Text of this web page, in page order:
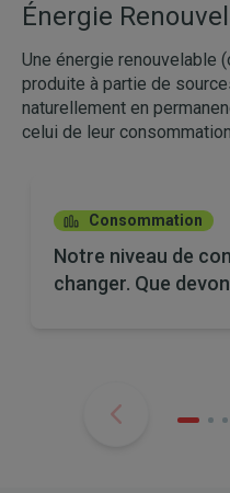
Énergie
Une énergie renouvelable
produite à partie de
naturellement en
celui de leur
Consommation
Notre niveau de
changer. Que